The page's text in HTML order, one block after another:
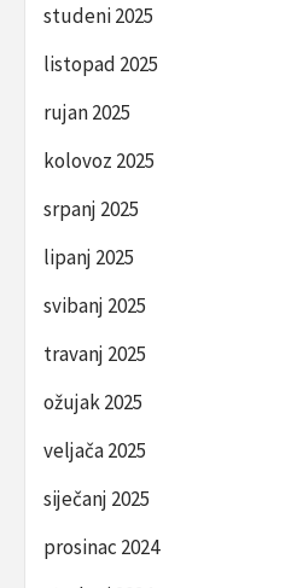
studeni 2025
listopad 2025
rujan 2025
kolovoz 2025
srpanj 2025
lipanj 2025
svibanj 2025
travanj 2025
ožujak 2025
veljača 2025
siječanj 2025
prosinac 2024